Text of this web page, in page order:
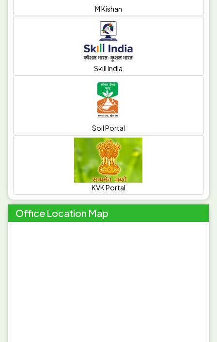
ଝାଉଁଳା ସହଣୀ ଥିବା ଲଙ୍କା ମରିଚ କିସମ ଯଥା - ଉତ୍କଳ ରଶ୍ମି , ଉତ୍କଳ ଆଭା
------------------------
ଜମିର ବତର ଦେଖି ଖରାଦିନିଆ ହଳ କରନ୍ତୁ, ଫଳରେ ଜମିରୁ ବିଭିନ୍ନ ପ୍ରକାର
ଘାସ, ପୋକର ଅଣ୍ଡା ଓ ଶୁକ ନଷ୍ଟ ହୋଇଯିବ ଓ ଫସଲରେ ରୋଗ ଓ ପୋକର
ଦିଅନ୍ତୁ ଓ ମାଟିର ବତର କୁ ଦେଖି ଜଳ ସେଚନ କରନ୍ତୁ |
------------------------
ଅମଳ ହୋଇଥିବା ଧାନ କିସମ ଅନୁସାରେ ଅଲଗା ଅଲଗା କରି ବଜାରରେ ମିଳୁଥିବା
ସୁପର ଗ୍ରେନ ବସ୍ତାରେ ଭର୍ତି କରି ସିରଖିତ ରଖନ୍ତୁ |
------------------------
ସୂର୍ଯ୍ୟମୁଖୀ ଫସଲରେ ତୈଳାଂଶ ବୃଦ୍ଧି ପାଇଁ ଏକର ପ୍ରତି 100 କିଗ୍ରା ଜିପସମ ଓ
4 କେଜି ବୋରାକ୍ସ ସହ କିଛି ଖାତା ମୂଳସାର ରେ ମିଶାଇ ପ୍ରୟୋଗ କରନ୍ତୁ |
------------------------
M Kishan
Skill India
Soil Portal
KVK Portal
Office Location Map